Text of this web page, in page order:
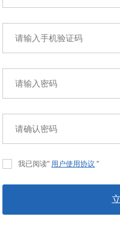
我已阅读" 用户使用协议 "